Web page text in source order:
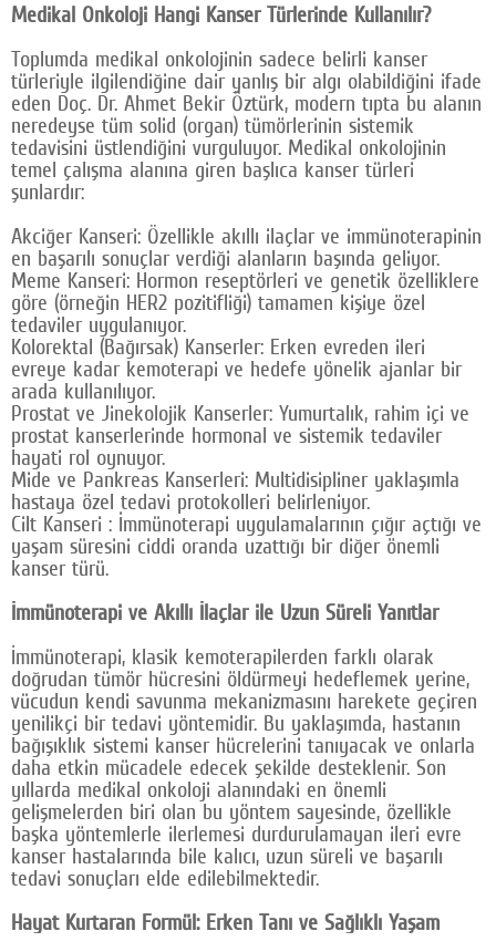
Medikal Onkoloji Hangi Kanser Türlerinde Kullanılır?
Toplumda medikal onkolojinin sadece belirli kanser
türleriyle ilgilendiğine dair yanlış bir algı olabildiğini ifade
eden Doç. Dr. Ahmet Bekir Öztürk, modern tıpta bu alanın
neredeyse tüm solid (organ) tümörlerinin sistemik
tedavisini üstlendiğini vurguluyor. Medikal onkolojinin
temel çalışma alanına giren başlıca kanser türleri
şunlardır:
Akciğer Kanseri: Özellikle akıllı ilaçlar ve immünoterapinin
en başarılı sonuçlar verdiği alanların başında geliyor.
Meme Kanseri: Hormon reseptörleri ve genetik özelliklere
göre (örneğin HER2 pozitifliği) tamamen kişiye özel
tedaviler uygulanıyor.
Kolorektal (Bağırsak) Kanserler: Erken evreden ileri
evreye kadar kemoterapi ve hedefe yönelik ajanlar bir
arada kullanılıyor.
Prostat ve Jinekolojik Kanserler: Yumurtalık, rahim içi ve
prostat kanserlerinde hormonal ve sistemik tedaviler
hayati rol oynuyor.
Mide ve Pankreas Kanserleri: Multidisipliner yaklaşımla
hastaya özel tedavi protokolleri belirleniyor.
Cilt Kanseri : İmmünoterapi uygulamalarının çığır açtığı ve
yaşam süresini ciddi oranda uzattığı bir diğer önemli
kanser türü.
İmmünoterapi ve Akıllı İlaçlar ile Uzun Süreli Yanıtlar
İmmünoterapi, klasik kemoterapilerden farklı olarak
doğrudan tümör hücresini öldürmeyi hedeflemek yerine,
vücudun kendi savunma mekanizmasını harekete geçiren
yenilikçi bir tedavi yöntemidir. Bu yaklaşımda, hastanın
bağışıklık sistemi kanser hücrelerini tanıyacak ve onlarla
daha etkin mücadele edecek şekilde desteklenir. Son
yıllarda medikal onkoloji alanındaki en önemli
gelişmelerden biri olan bu yöntem sayesinde, özellikle
başka yöntemlerle ilerlemesi durdurulamayan ileri evre
kanser hastalarında bile kalıcı, uzun süreli ve başarılı
tedavi sonuçları elde edilebilmektedir.
Hayat Kurtaran Formül: Erken Tanı ve Sağlıklı Yaşam